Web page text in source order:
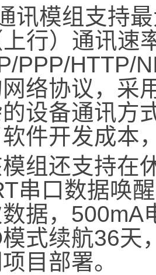
讯模组支持
行）通讯速
PPP/HTTP/
络协议，采
设备通讯方
件开发成本
组还支持在
串口数据唤
数据，
式续航36天
目部署。